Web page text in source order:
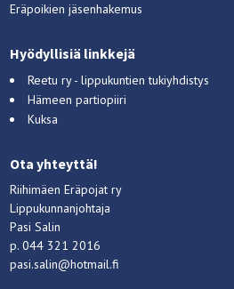
Eräpoikien jäsenhakemus
Hyödyllisiä linkkejä
Reetu ry - lippukuntien tukiyhdistys
Hämeen partiopiiri
Kuksa
Ota yhteyttä!
Riihimäen Eräpojat ry
Lippukunnanjohtaja
Pasi Salin
p. 044 321 2016
pasi.salin@hotmail.fi